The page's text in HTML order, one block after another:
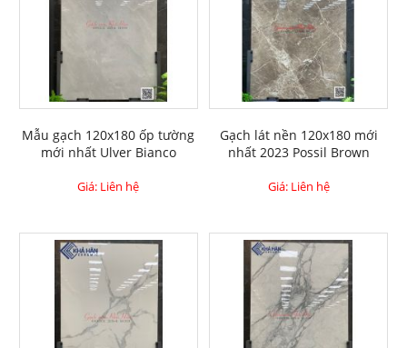
Mẫu gạch 120x180 ốp tường
mới nhất Ulver Bianco
Giá: Liên hệ
Gạch lát nền 120x180 mới
nhất 2023 Possil Brown
Giá: Liên hệ